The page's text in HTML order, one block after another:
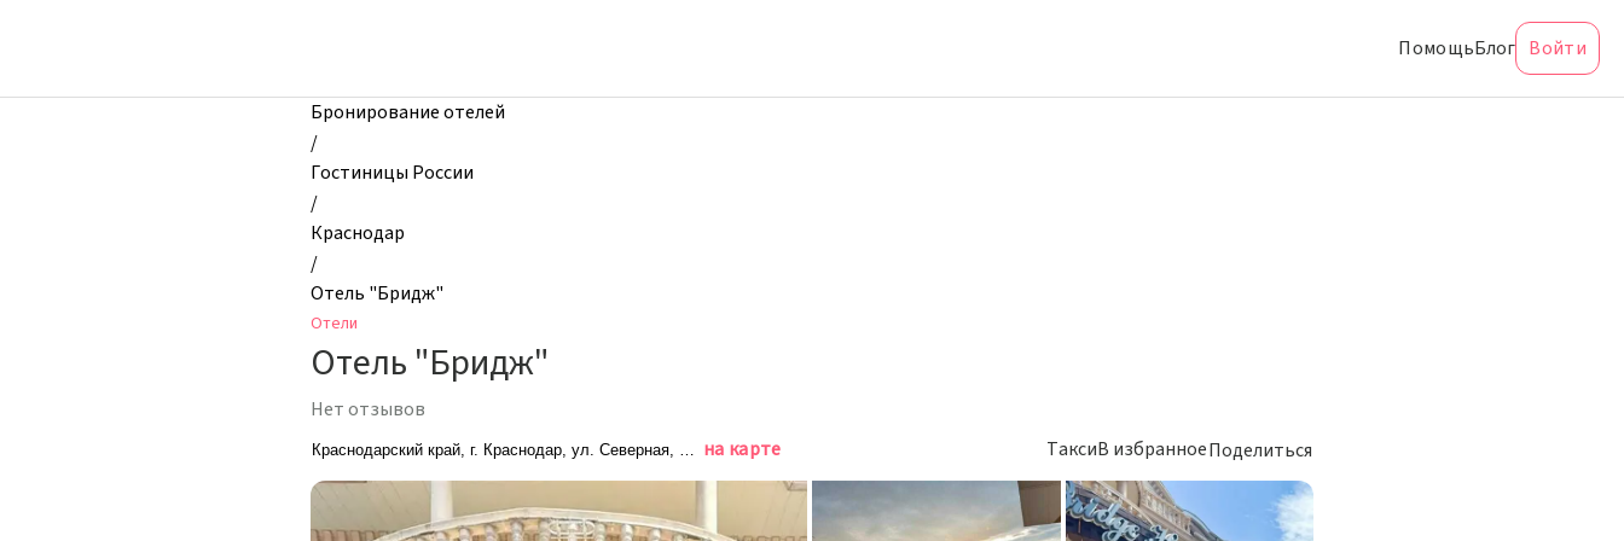
Отель
ПомощьБлог Войти
Бронирование отелей
/
Гостиницы России
/
Краснодар
/
Отель "Бридж"
Отели
Отель "Бридж"
Нет отзывов
Краснодарский край, г. Краснодар, ул. Северная, д. 531на карте ТаксиВ избранноеПоделиться